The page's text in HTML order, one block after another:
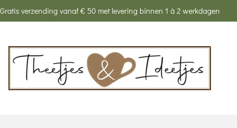
Gratis verzending vanaf € 50 met levering binnen 1 à 2 werkdagen